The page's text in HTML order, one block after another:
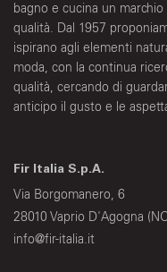
bagno e cucina un
qualità. Dal 1957
ispirano agli elementi
moda, con la continua
qualità, cercando di
anticipo il gusto e le
Fir Italia S.p.A.
Via Borgomanero, 6
28010 Vaprio D'Agogna
info@fir-italia.it